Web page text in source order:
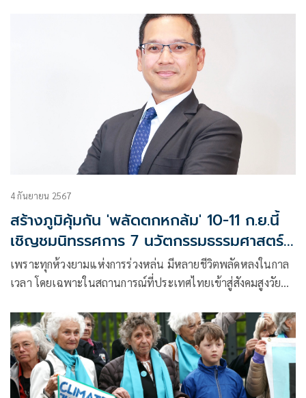
4 กันยายน 2567
สร้างภูมิคุ้มกัน 'พลัดตกหกล้ม' 10-11 ก.ย.นี้
เชิญชมนิทรรศการ 7 นวัตกรรมธรรมศาสตร์
เพื่อสังคมสูงวัย
เพราะทุกห้วงยามแห่งการร่วงหล่น มีหลายชีวิตพลัดหลงในกาล
เวลา โดยเฉพาะในสถานการณ์ที่ประเทศไทยเข้าสู่สังคมสูงวัย